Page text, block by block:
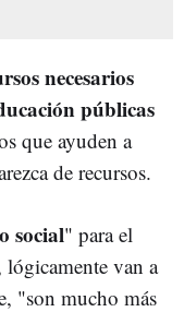
necesarios
públicas
que ayuden a
de recursos.
social" para el
lógicamente van a
"son mucho más